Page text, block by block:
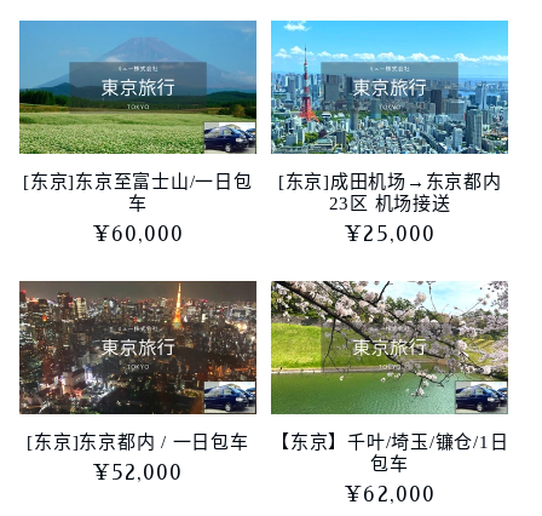
[东京]东京至富士山/一日包
车
常
价
格
¥60,000
[东京]成田机场→东京都内
23区 机场接送
常
价
格
¥25,000
[东京]东京都内 / 一日包车
常
¥52,000
【东京】千叶/埼玉/镰仓/1日
包车
常
¥62,000